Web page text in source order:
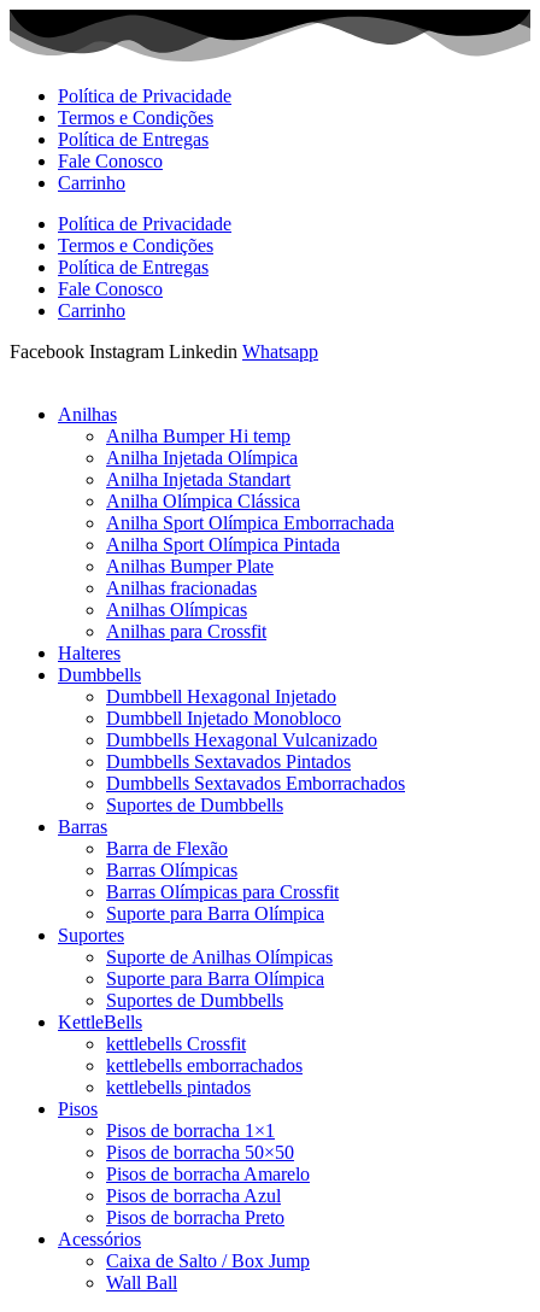
Ir
para
Política de Privacidade
Termos e Condições
Política de Entregas
Fale Conosco
Carrinho
Política de Privacidade
Termos e Condições
Política de Entregas
Fale Conosco
Carrinho
Facebook Instagram Linkedin Whatsapp
Anilhas
Anilha Bumper Hi temp
Anilha Injetada Olímpica
Anilha Injetada Standart
Anilha Olímpica Clássica
Anilha Sport Olímpica Emborrachada
Anilha Sport Olímpica Pintada
Anilhas Bumper Plate
Anilhas fracionadas
Anilhas Olímpicas
Anilhas para Crossfit
Halteres
Dumbbells
Dumbbell Hexagonal Injetado
Dumbbell Injetado Monobloco
Dumbbells Hexagonal Vulcanizado
Dumbbells Sextavados Pintados
Dumbbells Sextavados Emborrachados
Suportes de Dumbbells
Barras
Barra de Flexão
Barras Olímpicas
Barras Olímpicas para Crossfit
Suporte para Barra Olímpica
Suportes
Suporte de Anilhas Olímpicas
Suporte para Barra Olímpica
Suportes de Dumbbells
KettleBells
kettlebells Crossfit
kettlebells emborrachados
kettlebells pintados
Pisos
Pisos de borracha 1×1
Pisos de borracha 50×50
Pisos de borracha Amarelo
Pisos de borracha Azul
Pisos de borracha Preto
Acessórios
Caixa de Salto / Box Jump
Wall Ball